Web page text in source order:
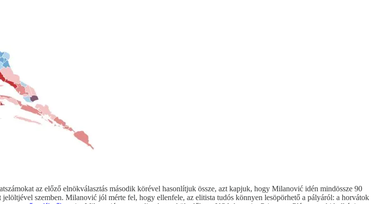
az előző elnökválasztás második körével hasonlítjuk össze, azt kapjuk, hogy Milanović idén mindössze 90
szemben. Milanović jól mérte fel, hogy ellenfele, az elitista tudós könnyen lesöpörhető a pályáról: a horvátok